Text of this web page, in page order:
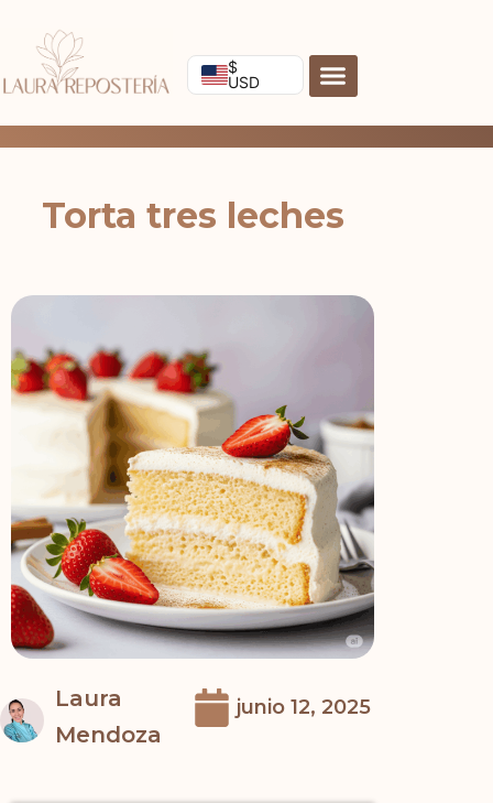
contenido
$
USD
Torta tres leches
Laura
Mendoza
junio 12, 2025